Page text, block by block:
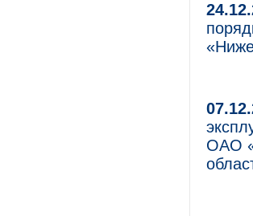
ОАО